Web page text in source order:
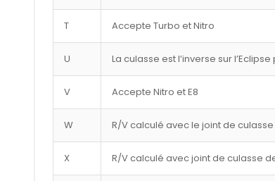
T Accepte Turbo et Nitro
U La culasse est l’inverse sur
V Accepte Nitro et E8
W R/V calculé avec le joint de
X R/V calculé avec joint de culasse